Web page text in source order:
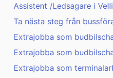
Assistent /Ledsagare i
Ta nästa steg från
Extrajobba som
Extrajobba som
Extrajobba som